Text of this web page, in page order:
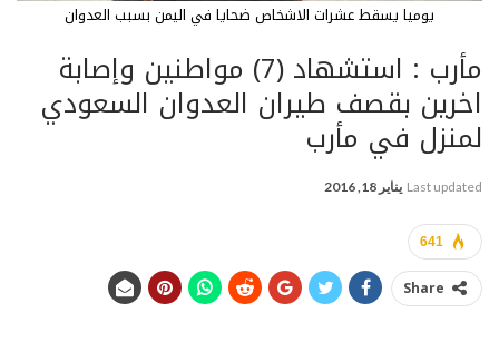
يوميا يسقط عشرات الاشخاص ضحايا في اليمن بسبب العدوان
مأرب : استشهاد (7) مواطنين وإصابة
اخرين بقصف طيران العدوان السعودي
لمنزل في مأرب
Last updated يناير 18, 2016
641
Share